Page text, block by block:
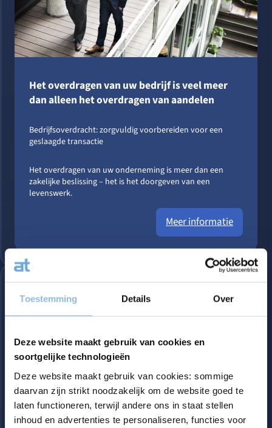
Toestemming Details Over
Deze website maakt gebruik van cookies en
soortgelijke technologieën
Deze website maakt gebruik van cookies: sommige
daarvan zijn strikt noodzakelijk om de website goed te
laten functioneren, terwijl andere ons in staat stellen
inhoud en advertenties te personaliseren, functies voor
Het overdragen van uw bedrijf is veel meer
dan alleen het overdragen van aandelen
Bedrijfsoverdracht: zorgvuldig voorbereiden voor een
geslaagde transactie
Het overdragen van uw onderneming is meer dan een
zakelijke beslissing – het is het doorgeven van een
levenswerk.
Meer informatie